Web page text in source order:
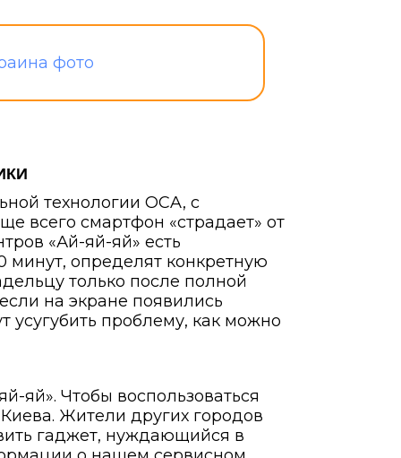
технологии OCA, с
всего смартфон «страдает» от
«Ай-яй-яй» есть
минут, определят конкретную
только после полной
на экране появились
усугубить проблему, как можно
яй». Чтобы воспользоваться
Жители других городов
гаджет, нуждающийся в